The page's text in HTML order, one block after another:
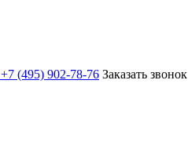
+7 (495) 902-78-76 Заказать звонок